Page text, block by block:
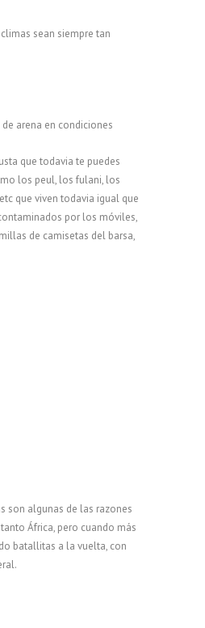
sean siempre tan
arena en condiciones
que todavia te puedes
los peul, los fulani, los
que viven todavia igual que
por los móviles,
de camisetas del barsa,
son algunas de las razones
África, pero cuando más
batallitas a la vuelta, con